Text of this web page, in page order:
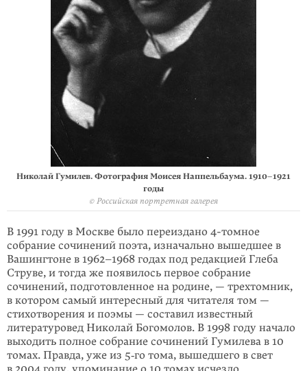
Николай Гумилев. Фотография Моисея Наппельбаума. 1910–1921
годы
© Российская портретная галерея
В 1991 году в Москве было переиздано 4-томное
собрание сочинений поэта, изначально вышедшее в
Вашингтоне в 1962–1968 годах под редакцией Глеба
Струве, и тогда же появилось первое собрание
сочинений, подготовленное на родине, — трехтомник,
в котором самый интересный для читателя том —
стихотворения и поэмы — составил известный
литературовед Николай Богомолов. В 1998 году начало
выходить полное собрание сочинений Гумилева в 10
томах. Правда, уже из 5‑го тома, вышедшего в свет